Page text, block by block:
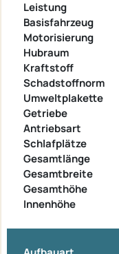
Leistung
Basisfahrzeug
Motorisierung
Hubraum
Kraftstoff
Schadstoffnorm
Umweltplakette
Getriebe
Antriebsart
Schlafplätze
Gesamtlänge
Gesamtbreite
Gesamthöhe
Innenhöhe